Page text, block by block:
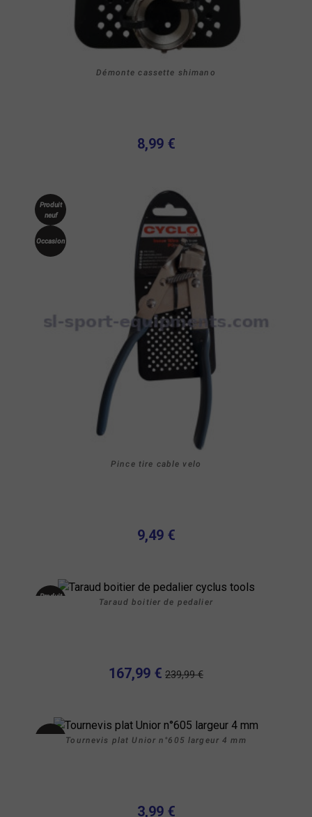
Démonte cassette shimano
8,99 €
Produit
neuf
Occasion
Pince tire cable velo
9,49 €
Produit
Taraud boitier de pedalier
167,99 € 239,99 €
Tournevis plat Unior n°605 largeur 4 mm
3,99 €